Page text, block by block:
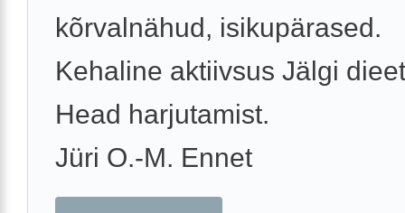
kõrvalnähud, isikupärased.
Kehaline aktiivsus Jälgi
Head harjutamist.
Jüri O.-M. Ennet